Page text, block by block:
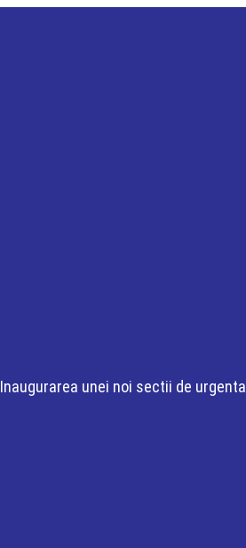
Inaugurarea unei noi sectii de urgenta